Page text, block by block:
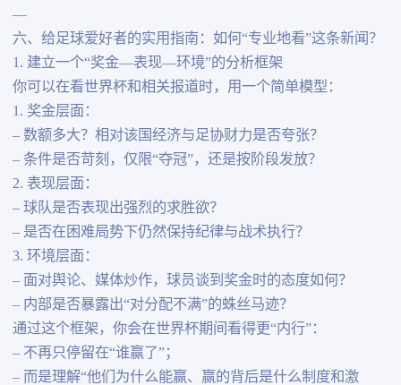
—
六、给足球爱好者的实用指南：如何“专业地看”这条新闻？
1. 建立一个“奖金—表现—环境”的分析框架
你可以在看世界杯和相关报道时，用一个简单模型：
1. 奖金层面：
– 数额多大？相对该国经济与足协财力是否夸张？
– 条件是否苛刻，仅限“夺冠”，还是按阶段发放？
2. 表现层面：
– 球队是否表现出强烈的求胜欲？
– 是否在困难局势下仍然保持纪律与战术执行？
3. 环境层面：
– 面对舆论、媒体炒作，球员谈到奖金时的态度如何？
– 内部是否暴露出“对分配不满”的蛛丝马迹？
通过这个框架，你会在世界杯期间看得更“内行”：
– 不再只停留在“谁赢了”；
– 而是理解“他们为什么能赢、赢的背后是什么制度和激